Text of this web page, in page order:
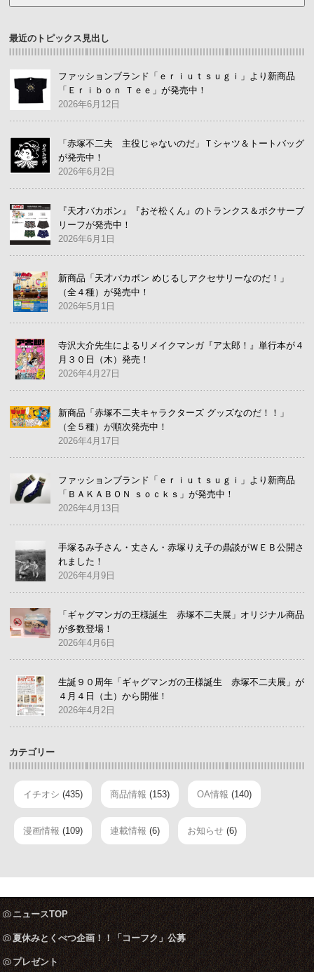
最近のトピックス見出し
ファッションブランド「ｅｒｉｕｔｓｕｇｉ」より新商品
「Ｅｒｉｂｏｎ Ｔｅｅ」が発売中！
2026年6月12日
「赤塚不二夫 主役じゃないのだ」Ｔシャツ＆トートバッグ
が発売中！
2026年6月2日
『天才バカボン』『おそ松くん』のトランクス＆ボクサーブ
リーフが発売中！
2026年6月1日
新商品「天才バカボン めじるしアクセサリーなのだ！」
（全４種）が発売中！
2026年5月1日
寺沢大介先生によるリメイクマンガ『ア太郎！』単行本が４
月３０日（木）発売！
2026年4月27日
新商品「赤塚不二夫キャラクターズ グッズなのだ！！」
（全５種）が順次発売中！
2026年4月17日
ファッションブランド「ｅｒｉｕｔｓｕｇｉ」より新商品
「ＢＡＫＡＢＯＮ ｓｏｃｋｓ」が発売中！
2026年4月13日
手塚るみ子さん・丈さん・赤塚りえ子の鼎談がＷＥＢ公開さ
れました！
2026年4月9日
「ギャグマンガの王様誕生 赤塚不二夫展」オリジナル商品
が多数登場！
2026年4月6日
生誕９０周年「ギャグマンガの王様誕生 赤塚不二夫展」が
４月４日（土）から開催！
2026年4月2日
カテゴリー
イチオシ (435) 商品情報 (153) OA情報 (140)
漫画情報 (109) 連載情報 (6) お知らせ (6)
ニュースTOP
夏休みとくべつ企画！！「コーフク」公募
プレゼント